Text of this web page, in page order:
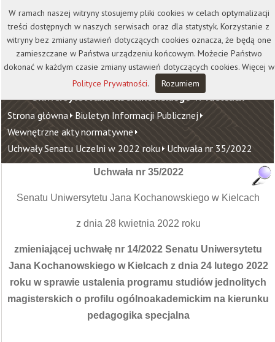
Kontakt Biblioteka
Wydawnictwo
Wirtualna Uczelnia
Uniwersytet Jana Kochanowskiego w Kielcach
Strona główna Biuletyn Informacji Publicznej
Wewnętrzne akty normatywne
Uchwały Senatu Uczelni w 2022 roku Uchwała nr 35/2022
Uchwała nr 35/2022
Senatu Uniwersytetu Jana Kochanowskiego w Kielcach
z dnia 28 kwietnia 2022 roku
zmieniającej uchwałę nr 14/2022 Senatu Uniwersytetu
Jana Kochanowskiego w Kielcach z dnia 24 lutego 2022
roku w sprawie ustalenia programu studiów jednolitych
magisterskich o profilu ogólnoakademickim na kierunku
pedagogika specjalna
W ramach naszej witryny stosujemy pliki cookies w celach optymalizacji
treści dostępnych w naszych serwisach oraz dla statystyk. Korzystanie z
witryny bez zmiany ustawień dotyczących cookies oznacza, że będą one
zamieszczane w Państwa urządzeniu końcowym. Możecie Państwo
dokonać w każdym czasie zmiany ustawień dotyczących cookies. Więcej w
Polityce Prywatności. Rozumiem